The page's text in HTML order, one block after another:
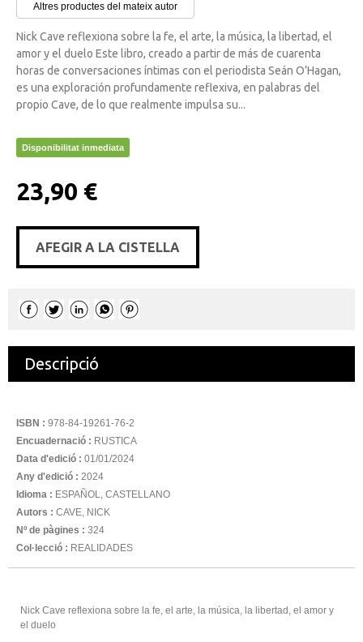
Altres productes del mateix autor
Nick Cave reflexiona sobre la fe, el arte, la música, la libertad, el
amor y el duelo Este libro, creado a partir de más de cuarenta
horas de conversaciones íntimas con el periodista Seán O’Hagan,
es una exploración profundamente reflexiva, en palabras del
propio Cave, de lo que realmente impulsa su...
Disponibilitat inmediata
23,90 €
AFEGIR A LA CISTELLA
Descripció
ISBN : 978-84-19261-76-2
Encuadernació : RUSTICA
Data d'edició : 01/01/2024
Any d'edició : 2024
Idioma : ESPAÑOL, CASTELLANO
Autors : CAVE, NICK
Nº de pàgines : 324
Col·lecció : REALIDADES
Nick Cave reflexiona sobre la fe, el arte, la música, la libertad, el amor y
el duelo